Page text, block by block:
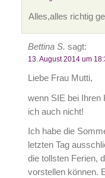
Alles,alles richtig
Bettina S. sagt:
13. August 2014 um
Liebe Frau Mutti,
wenn SIE bei Ihren
ich auch nicht!
Ich habe die
letzten Tag
die tollsten Ferien,
vorstellen können.